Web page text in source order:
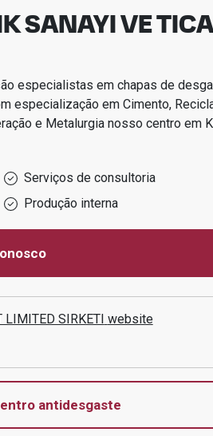
SANAYI VE
especialistas em chapas de
especialização em Cimento,
e Metalurgia nosso centro em
Serviços de consultoria
Produção interna
LIMITED SIRKETI website
antidesgaste